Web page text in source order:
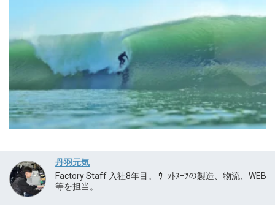
丹羽元気
Factory Staff 入社8年目。 ｳｪｯﾄｽｰﾂの製造、物流、WEB
等を担当。